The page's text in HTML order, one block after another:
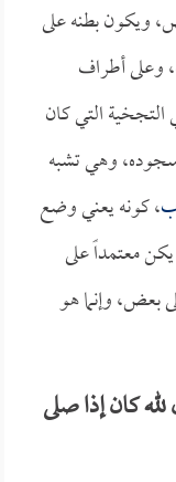
ويكون بطنه على
وعلى أطراف
التي كان
وهي تشبه
، كونه يعني وضع
معتمداً على
بعض، وإنما هو
كان إذا صلى